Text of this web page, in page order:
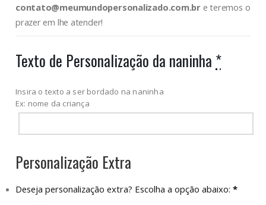
contato@meumundopersonalizado.com.bre teremos o
prazer em lhe atender!
Texto de Personalização da naninha *
Insira o texto a ser bordado na naninha
Ex: nome da criança
Personalização Extra
Deseja personalização extra? Escolha a opção abaixo: *